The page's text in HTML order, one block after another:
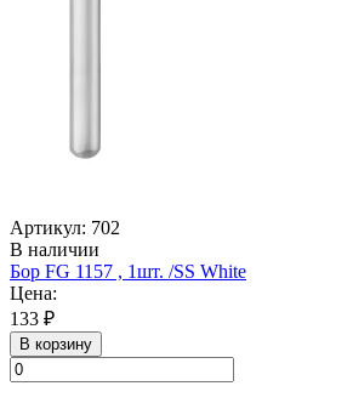
Артикул: 702
В наличии
Бор FG 1157 , 1шт. /SS White
Цена:
133 ₽
В корзину